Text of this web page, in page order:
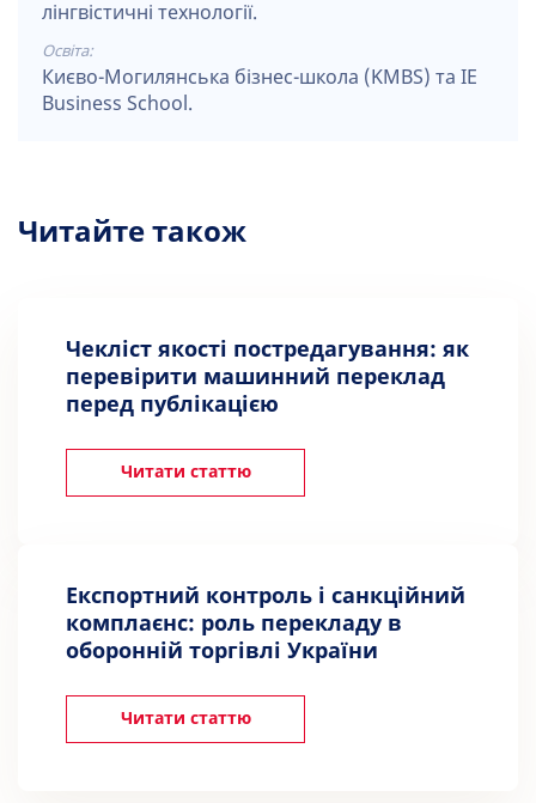
лінгвістичні технології.
Освіта:
Києво-Могилянська бізнес-школа (KMBS) та IE
Business School.
Читайте також
Чекліст якості постредагування: як
перевірити машинний переклад
перед публікацією
Читати статтю
Експортний контроль і санкційний
комплаєнс: роль перекладу в
оборонній торгівлі України
Читати статтю